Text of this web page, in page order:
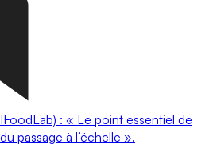
: « Le point essentiel de
passage à l’échelle ».